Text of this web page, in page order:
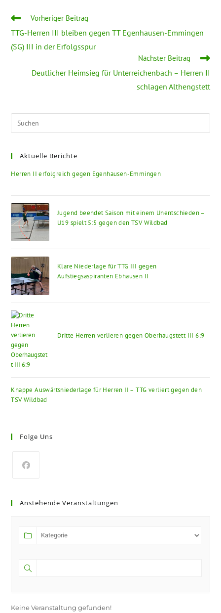
Weitere
ansehen
Vorheriger Beitrag
TTG-Herren III bleiben gegen TT Egenhausen-Emmingen
(SG) III in der Erfolgsspur
Nächster Beitrag
Deutlicher Heimsieg für Unterreichenbach – Herren II
schlagen Althengstett
Aktuelle Berichte
Herren II erfolgreich gegen Egenhausen-Emmingen
Jugend beendet Saison mit einem Unentschieden –
U19 spielt 5:5 gegen den TSV Wildbad
Klare Niederlage für TTG III gegen
Aufstiegsaspiranten Ebhausen II
Dritte Herren verlieren gegen Oberhaugstett III 6:9
Knappe Auswärtsniederlage für Herren II – TTG verliert gegen den
TSV Wildbad
Folge Uns
a
Anstehende Veranstaltungen
Keine Veranstaltung gefunden!